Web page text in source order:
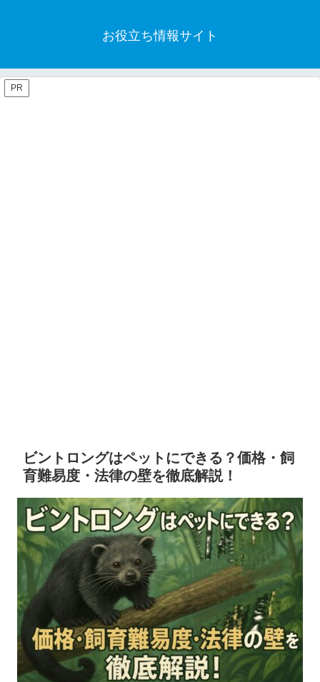
お役立ち情報サイト
PR
ビントロングはペットにできる？価格・飼
育難易度・法律の壁を徹底解説！